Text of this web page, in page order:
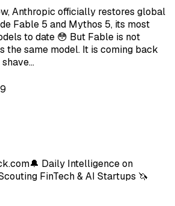
Anthropic officially restores global
Fable 5 and Mythos 5, its most
to date 😳 But Fable is not
the same model. It is coming back
Daily Intelligence on
FinTech & AI Startups 🦄